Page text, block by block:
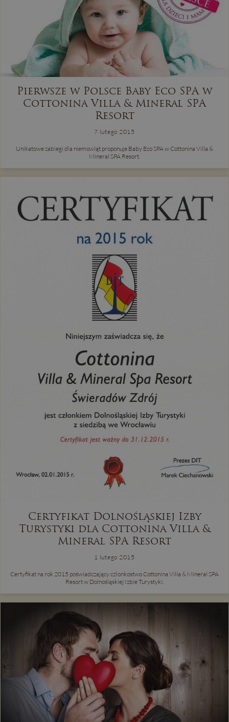
Pierwsze w Polsce Baby Eco SPA w
Cottonina Villa & Mineral SPA
Resort
7 lutego 2015
Unikatowe zabiegi dla niemowląt proponuje Baby Eco SPA w Cottonina Villa &
Mineral SPA Resort.
Certyfikat Dolnośląskiej Izby
Turystyki dla Cottonina Villa &
Mineral SPA Resort
1 lutego 2015
Certyfikat na rok 2015 poświadczający członkostwo Cottonina Villa & Mineral SPA
Resort w Dolnośląskiej Izbie Turystyki.